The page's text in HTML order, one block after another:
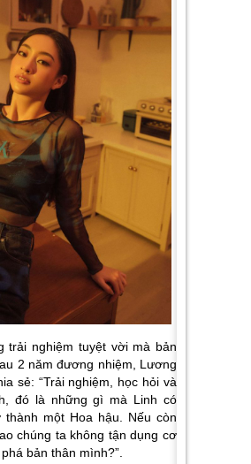
trải nghiệm tuyệt vời mà bản
2 năm đương nhiệm, Lương
sẻ: “Trải nghiệm, học hỏi và
đó là những gì mà Linh có
một Hoa hậu. Nếu còn
chúng ta không tận dụng cơ
bản thân mình?”.